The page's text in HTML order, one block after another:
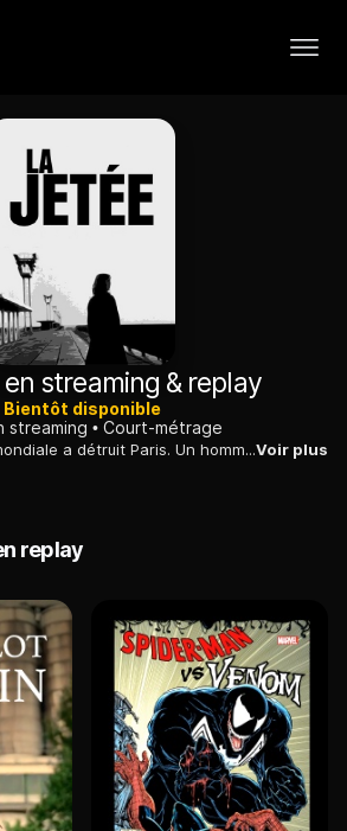
streaming & replay
Bientôt disponible
streaming
Court-métrage
La Troisième Guerre mondiale a détruit Paris. Un homme, envoyé dans le passé, y rencontre une femme et découvre avec elle le bonheur d’instants partagésVoir plus
replay